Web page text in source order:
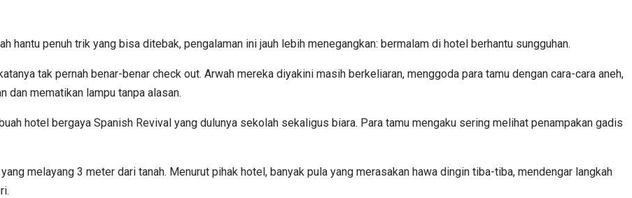
hantu penuh trik yang bisa ditebak, pengalaman ini jauh lebih menegangkan: bermalam di hotel berhantu sungguhan.
tak pernah benar-benar check out. Arwah mereka diyakini masih berkeliaran, menggoda para tamu dengan cara-cara aneh,
dan mematikan lampu tanpa alasan.
hotel bergaya Spanish Revival yang dulunya sekolah sekaligus biara. Para tamu mengaku sering melihat penampakan gadis
melayang 3 meter dari tanah. Menurut pihak hotel, banyak pula yang merasakan hawa dingin tiba-tiba, mendengar langkah